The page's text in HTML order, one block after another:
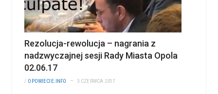
Rezolucja-rewolucja – nagrania z
nadzwyczajnej sesji Rady Miasta Opola
02.06.17
/ OPOWIECIE.INFO 3 CZERWCA 2017